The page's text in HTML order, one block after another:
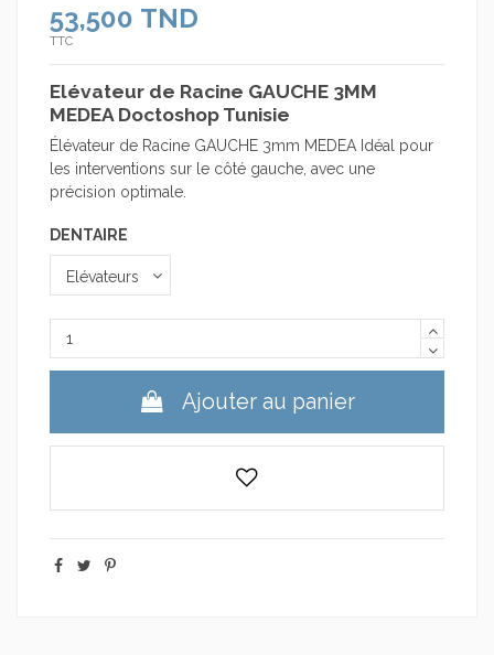
53,500 TND
TTC
Elévateur de Racine GAUCHE 3MM
MEDEA Doctoshop Tunisie
Élévateur de Racine GAUCHE 3mm MEDEA Idéal pour
les interventions sur le côté gauche, avec une
précision optimale.
DENTAIRE
Ajouter au panier